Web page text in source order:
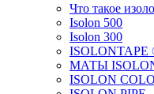
Что такое
Isolon 500
Isolon 300
ISOLONTAPE
МАТЫ
ISOLON